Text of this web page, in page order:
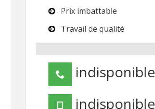
Prix imbattable
Travail de qualité
indisponible
indisponible